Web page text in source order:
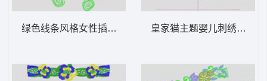
绿色线条风格女性插画 美女人物皇家猫主题婴儿刺绣设计